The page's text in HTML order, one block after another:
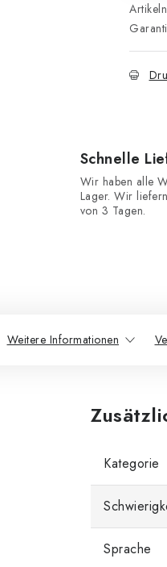
Schnelle
Wir haben alle
Lager. Wir
von 3 Tagen.
Weitere Informationen
Kategorie
Sprache